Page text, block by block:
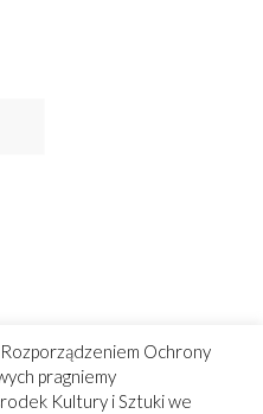
Ochrony
pragniemy
Kultury i Sztuki we